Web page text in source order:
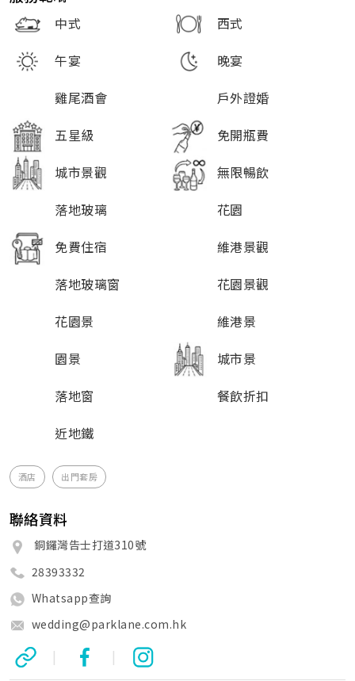
中式
西式
午宴
晚宴
雞尾酒會
戶外證婚
五星級
免開瓶費
城市景觀
無限暢飲
落地玻璃
花園
免費住宿
維港景觀
落地玻璃窗
花園景觀
花園景
維港景
園景
城市景
落地窗
餐飲折扣
近地鐵
酒店 出門套房
聯絡資料
銅鑼灣告士打道310號
28393332
Whatsapp查詢
wedding@parklane.com.hk
| |